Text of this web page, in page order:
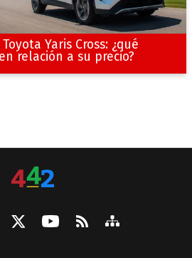
Yaris Cross: ¿qué
relación a su precio?